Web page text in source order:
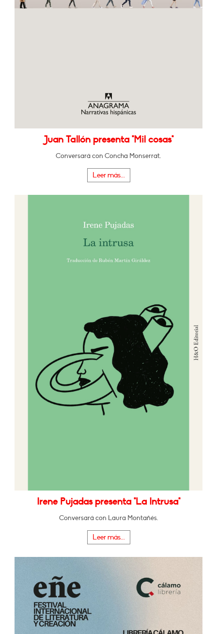
Juan Tallón presenta "Mil cosas"
Conversará con Concha Monserrat.
Leer más...
Irene Pujadas presenta "La Intrusa"
Conversará con Laura Montañés.
Leer más...